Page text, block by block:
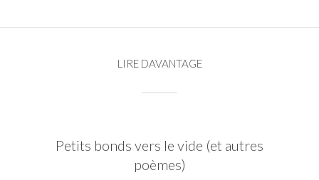
LIRE DAVANTAGE
Petits bonds vers le vide (et autres
poèmes)